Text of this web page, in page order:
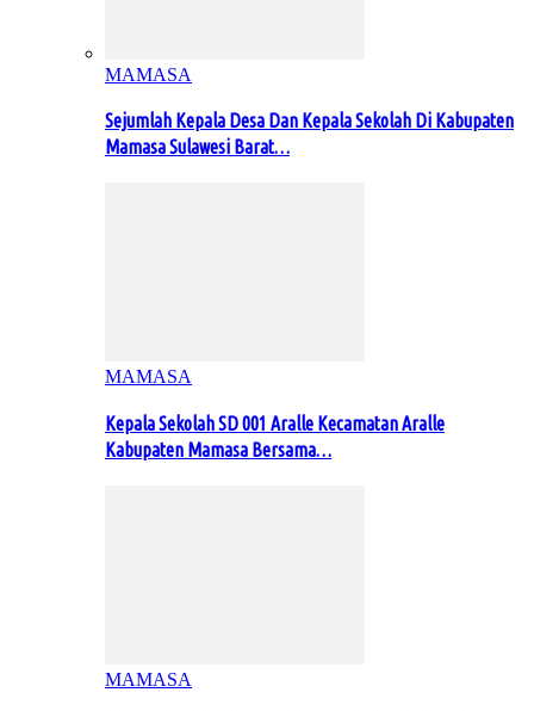
MAMASA
Sejumlah Kepala Desa Dan Kepala Sekolah Di Kabupaten
Mamasa Sulawesi Barat…
MAMASA
Kepala Sekolah SD 001 Aralle Kecamatan Aralle
Kabupaten Mamasa Bersama…
MAMASA